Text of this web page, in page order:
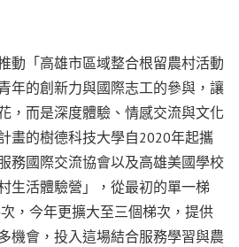
動「高雄市區域整合根留農村活動
年的創新力與國際志工的參與，讓
，而是深度體驗、情感交流與文化
畫的樹德科技大學自2020年起攜
務國際交流協會以及高雄美國學校
生活體驗營」，從最初的單一梯
，今年更擴大至三個梯次，提供
機會，投入這場結合服務學習與農